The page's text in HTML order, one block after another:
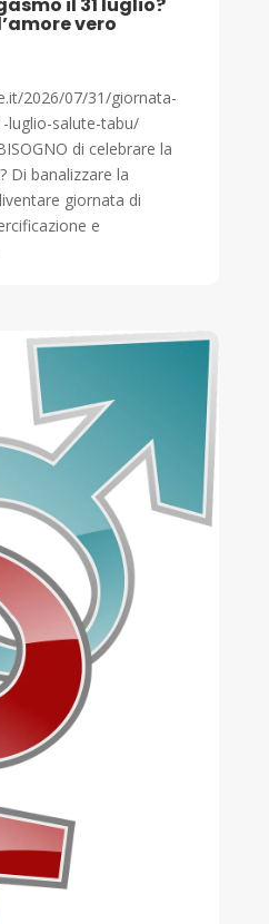
vero
2026/07/31/giornata-
luglio-salute-tabu/
di celebrare la
Di banalizzare la
giornata di
e